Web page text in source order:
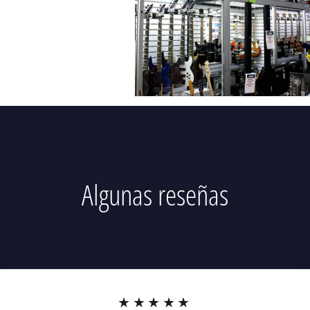
Algunas reseñas
★★★★★